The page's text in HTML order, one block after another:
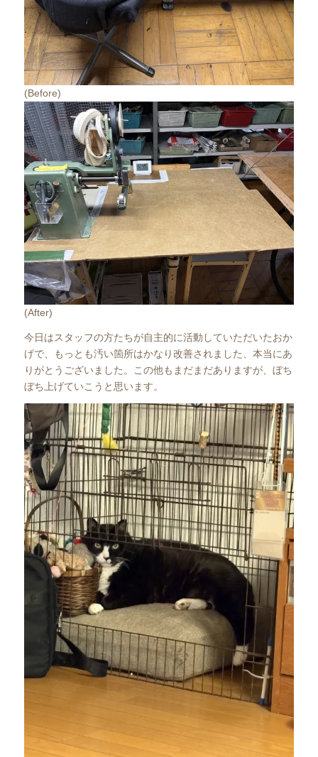
(Before)
(After)
今日はスタッフの方たちが自主的に活動していただいたおか
げで、もっとも汚い箇所はかなり改善されました、本当にあ
りがとうございました。この他もまだまだありますが、ぼち
ぼち上げていこうと思います。